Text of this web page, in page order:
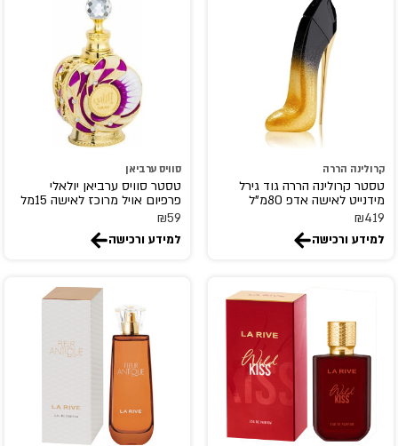
BHARARA
BILL BLASS
Billie Wilish
BOIS 1920
Bon Parfumeur
Bond No 9
BOTANICAE
BOTTEGA VENETA
Boucheron
Britney Spears
bvlgari
By Kilian
byredo
Cacharel
Calvin Klein
קרולינה הררה
טסטר קרולינה הררה גוד גירל
מידנייט לאישה אדפ 80מ"ל
₪419
למידע ורכישה
סוויס ערביאן
טסטר סוויס ערביאן יולאלי
פרפיום אויל מרוכז לאישה 15מל
₪59
למידע ורכישה